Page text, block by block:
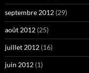
septembre 2012 (29)
août 2012 (25)
juillet 2012 (16)
juin 2012 (1)